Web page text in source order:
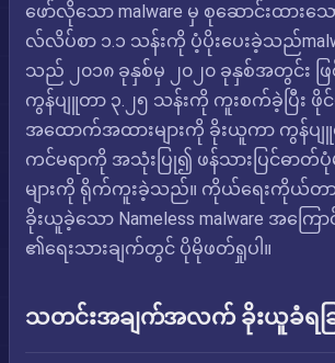
ဖော်လိုသော malware မှ စုဆောင်းထားသေ
လ်လိပ်စာ ၁.၁ သန်းကို ပံ့ပိုးပေးခဲ့သည်
သည် ၂၀၁၈ ခုနှစ်မှ ၂၀၂၀ ခုနှစ်အတွင်း ဖြစ်
ကွန်ပျူတာ ၃.၂၅ သန်းကို ကူးစက်ခဲ့ပြီး ဖိုင်မ
အထောက်အထားများကို ခိုးယူကာ ကွန်
ကင်မရာကို အသုံးပြု၍ ဖန်သားပြင်ဓာတ်ပုံမ
များကို ရိုက်ကူးခဲ့သည်။ ကိုယ်ရေးကိုယ်တာ
ခိုးယူခဲ့သော Nameless malware အကြော
၏ရေးသားချက်တွင် ပိုမိုဖတ်ရှုပါ။
သတင်းအချက်အလက် ခိုးယူခံရခြ